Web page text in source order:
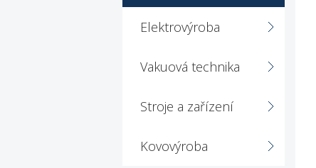
Elektrovýroba
Vakuová technika
Stroje a zařízení
Kovovýroba